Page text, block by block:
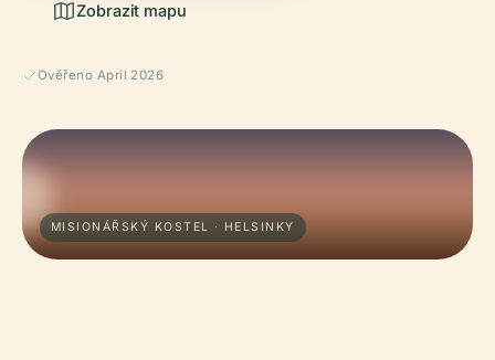
Zobrazit mapu
Ověřeno April 2026
MISIONÁŘSKÝ KOSTEL · HELSINKY